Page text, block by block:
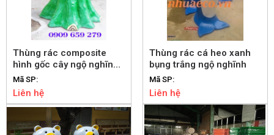
Thùng rác composite
hình gốc cây ngộ nghĩnh,
đẹp mắt
Mã SP:
Liên hệ
Thùng rác cá heo xanh
bụng trắng ngộ nghĩnh
Mã SP:
Liên hệ